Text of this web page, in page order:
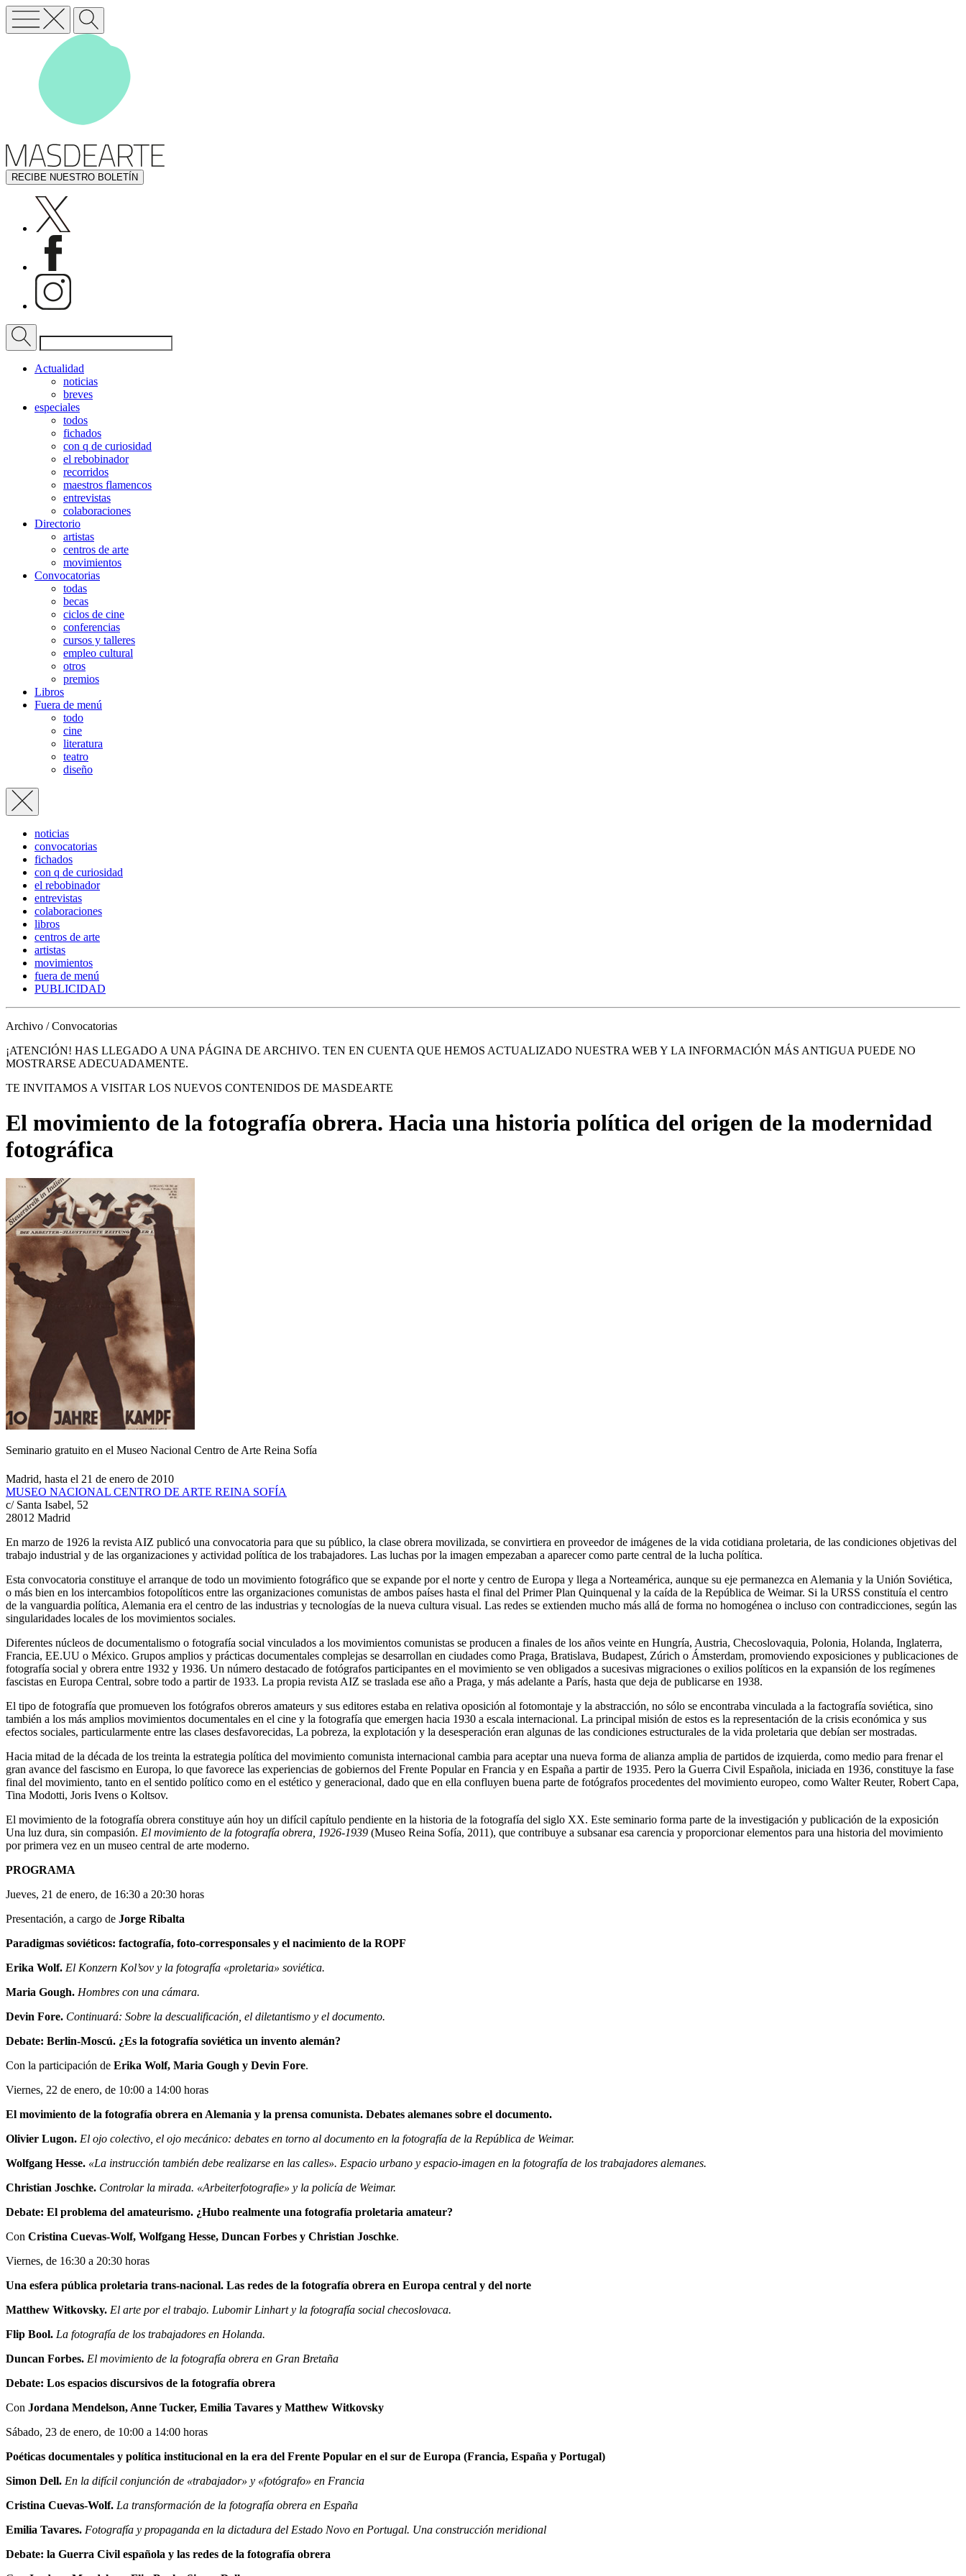
RECIBE NUESTRO BOLETÍN
Actualidad
noticias
breves
especiales
todos
fichados
con q de curiosidad
el rebobinador
recorridos
maestros flamencos
entrevistas
colaboraciones
Directorio
artistas
centros de arte
movimientos
Convocatorias
todas
becas
ciclos de cine
conferencias
cursos y talleres
empleo cultural
otros
premios
Libros
Fuera de menú
todo
cine
literatura
teatro
diseño
noticias
convocatorias
fichados
con q de curiosidad
el rebobinador
entrevistas
colaboraciones
libros
centros de arte
artistas
movimientos
fuera de menú
PUBLICIDAD
Archivo / Convocatorias
¡ATENCIÓN! HAS LLEGADO A UNA PÁGINA DE ARCHIVO. TEN EN CUENTA QUE HEMOS ACTUALIZADO NUESTRA WEB Y LA INFORMACIÓN MÁS ANTIGUA PUEDE NO
MOSTRARSE ADECUADAMENTE.
TE INVITAMOS A VISITAR LOS NUEVOS CONTENIDOS DE MASDEARTE
El movimiento de la fotografía obrera. Hacia una historia política del origen de la modernidad
fotográfica
Seminario gratuito en el Museo Nacional Centro de Arte Reina Sofía
Madrid, hasta el 21 de enero de 2010
MUSEO NACIONAL CENTRO DE ARTE REINA SOFÍA
c/ Santa Isabel, 52
28012 Madrid
En marzo de 1926 la revista AIZ publicó una convocatoria para que su público, la clase obrera movilizada, se convirtiera en proveedor de imágenes de la vida cotidiana proletaria, de las condiciones objetivas del
trabajo industrial y de las organizaciones y actividad política de los trabajadores. Las luchas por la imagen empezaban a aparecer como parte central de la lucha política.
Esta convocatoria constituye el arranque de todo un movimiento fotográfico que se expande por el norte y centro de Europa y llega a Norteamérica, aunque su eje permanezca en Alemania y la Unión Soviética,
o más bien en los intercambios fotopolíticos entre las organizaciones comunistas de ambos países hasta el final del Primer Plan Quinquenal y la caída de la República de Weimar. Si la URSS constituía el centro
de la vanguardia política, Alemania era el centro de las industrias y tecnologías de la nueva cultura visual. Las redes se extienden mucho más allá de forma no homogénea o incluso con contradicciones, según las
singularidades locales de los movimientos sociales.
Diferentes núcleos de documentalismo o fotografía social vinculados a los movimientos comunistas se producen a finales de los años veinte en Hungría, Austria, Checoslovaquia, Polonia, Holanda, Inglaterra,
Francia, EE.UU o México. Grupos amplios y prácticas documentales complejas se desarrollan en ciudades como Praga, Bratislava, Budapest, Zúrich o Ámsterdam, promoviendo exposiciones y publicaciones de
fotografía social y obrera entre 1932 y 1936. Un número destacado de fotógrafos participantes en el movimiento se ven obligados a sucesivas migraciones o exilios políticos en la expansión de los regímenes
fascistas en Europa Central, sobre todo a partir de 1933. La propia revista AIZ se traslada ese año a Praga, y más adelante a París, hasta que deja de publicarse en 1938.
El tipo de fotografía que promueven los fotógrafos obreros amateurs y sus editores estaba en relativa oposición al fotomontaje y la abstracción, no sólo se encontraba vinculada a la factografía soviética, sino
también a los más amplios movimientos documentales en el cine y la fotografía que emergen hacia 1930 a escala internacional. La principal misión de estos es la representación de la crisis económica y sus
efectos sociales, particularmente entre las clases desfavorecidas, La pobreza, la explotación y la desesperación eran algunas de las condiciones estructurales de la vida proletaria que debían ser mostradas.
Hacia mitad de la década de los treinta la estrategia política del movimiento comunista internacional cambia para aceptar una nueva forma de alianza amplia de partidos de izquierda, como medio para frenar el
gran avance del fascismo en Europa, lo que favorece las experiencias de gobiernos del Frente Popular en Francia y en España a partir de 1935. Pero la Guerra Civil Española, iniciada en 1936, constituye la fase
final del movimiento, tanto en el sentido político como en el estético y generacional, dado que en ella confluyen buena parte de fotógrafos procedentes del movimiento europeo, como Walter Reuter, Robert Capa,
Tina Modotti, Joris Ivens o Koltsov.
El movimiento de la fotografía obrera constituye aún hoy un difícil capítulo pendiente en la historia de la fotografía del siglo XX. Este seminario forma parte de la investigación y publicación de la exposición
Una luz dura, sin compasión. El movimiento de la fotografía obrera, 1926-1939 (Museo Reina Sofía, 2011), que contribuye a subsanar esa carencia y proporcionar elementos para una historia del movimiento
por primera vez en un museo central de arte moderno.
PROGRAMA
Jueves, 21 de enero, de 16:30 a 20:30 horas
Presentación, a cargo de Jorge Ribalta
Paradigmas soviéticos: factografía, foto-corresponsales y el nacimiento de la ROPF
Erika Wolf. El Konzern Kol’sov y la fotografía «proletaria» soviética.
Maria Gough. Hombres con una cámara.
Devin Fore. Continuará: Sobre la descualificación, el diletantismo y el documento.
Debate: Berlin-Moscú. ¿Es la fotografía soviética un invento alemán?
Con la participación de Erika Wolf, Maria Gough y Devin Fore.
Viernes, 22 de enero, de 10:00 a 14:00 horas
El movimiento de la fotografía obrera en Alemania y la prensa comunista. Debates alemanes sobre el documento.
Olivier Lugon. El ojo colectivo, el ojo mecánico: debates en torno al documento en la fotografía de la República de Weimar.
Wolfgang Hesse. «La instrucción también debe realizarse en las calles». Espacio urbano y espacio-imagen en la fotografía de los trabajadores alemanes.
Christian Joschke. Controlar la mirada. «Arbeiterfotografie» y la policía de Weimar.
Debate: El problema del amateurismo. ¿Hubo realmente una fotografía proletaria amateur?
Con Cristina Cuevas-Wolf, Wolfgang Hesse, Duncan Forbes y Christian Joschke.
Viernes, de 16:30 a 20:30 horas
Una esfera pública proletaria trans-nacional. Las redes de la fotografía obrera en Europa central y del norte
Matthew Witkovsky. El arte por el trabajo. Lubomir Linhart y la fotografía social checoslovaca.
Flip Bool. La fotografía de los trabajadores en Holanda.
Duncan Forbes. El movimiento de la fotografía obrera en Gran Bretaña
Debate: Los espacios discursivos de la fotografía obrera
Con Jordana Mendelson, Anne Tucker, Emilia Tavares y Matthew Witkovsky
Sábado, 23 de enero, de 10:00 a 14:00 horas
Poéticas documentales y política institucional en la era del Frente Popular en el sur de Europa (Francia, España y Portugal)
Simon Dell. En la difícil conjunción de «trabajador» y «fotógrafo» en Francia
Cristina Cuevas-Wolf. La transformación de la fotografía obrera en España
Emilia Tavares. Fotografía y propaganda en la dictadura del Estado Novo en Portugal. Una construcción meridional
Debate: la Guerra Civil española y las redes de la fotografía obrera